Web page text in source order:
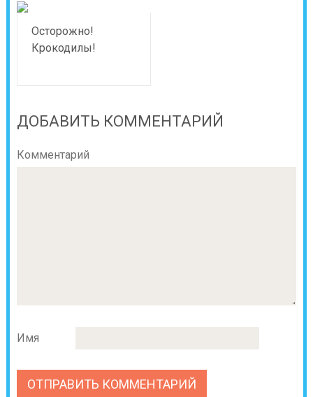
Осторожно!
Крокодилы!
ДОБАВИТЬ КОММЕНТАРИЙ
Комментарий
Имя